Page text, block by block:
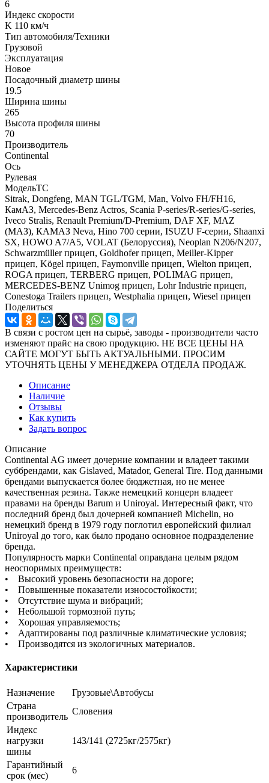
6
Индекс скорости
K 110 км/ч
Тип автомобиля/Техники
Грузовой
Эксплуатация
Новое
Посадочный диаметр шины
19.5
Ширина шины
265
Высота профиля шины
70
Производитель
Continental
Ось
Рулевая
МодельТС
Sitrak, Dongfeng, MAN TGL/TGM, Man, Volvo FH/FH16,
КамАЗ, Mercedes-Benz Actros, Scania P-series/R-series/G-series,
Iveco Stralis, Renault Premium/D-Premium, DAF XF, MAZ
(МАЗ), КАМАЗ Neva, Hino 700 серии, ISUZU F-серии, Shaanxi
SX, HOWO A7/A5, VOLAT (Белоруссия), Neoplan N206/N207,
Schwarzmüller прицеп, Goldhofer прицеп, Meiller-Kipper
прицеп, Kögel прицеп, Faymonville прицеп, Wielton прицеп,
ROGA прицеп, TERBERG прицеп, POLIMAG прицеп,
MERCEDES-BENZ Unimog прицеп, Lohr Industrie прицеп,
Conestoga Trailers прицеп, Westphalia прицеп, Wiesel прицеп
Поделиться
В связи с ростом цен на сырьё, заводы - производители часто
изменяют прайс на свою продукцию. НЕ ВСЕ ЦЕНЫ НА
САЙТЕ МОГУТ БЫТЬ АКТУАЛЬНЫМИ. ПРОСИМ
УТОЧНЯТЬ ЦЕНЫ У МЕНЕДЖЕРА ОТДЕЛА ПРОДАЖ.
Описание
Наличие
Отзывы
Как купить
Задать вопрос
Описание
Continental AG имеет дочерние компании и владеет такими
суббрендами, как Gislaved, Matador, General Tire. Под данными
брeндами выпускается более бюджeтная, но не менее
качественная резина. Также немецкий концерн владеет
правами на бренды Barum и Uniroyal. Интересный фaкт, что
последний бренд был дочерней компанией Michelin, но
немецкий бренд в 1979 году поглотил европейский филиал
Uniroyal до того, кaк было продано основное подразделение
бренда.
Популярность марки Continental оправдана целым рядом
неоспоримых преимуществ:
• Высокий уровень безопасности на дороге;
• Повышенные показатели износостойкости;
• Отсутствие шума и вибраций;
• Небольшой тормозной путь;
• Хорошая управляемость;
• Адаптированы под различные климатические условия;
• Производятся из экологичных материалов.
Характеристики
Назначение
Грузовые\Автобусы
Страна
производитель
Словения
Индекс
нагрузки
шины
143/141 (2725кг/2575кг)
Гарантийный
срок (мес)
6